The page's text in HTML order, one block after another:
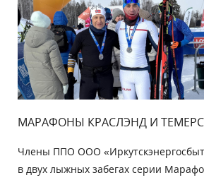
МАРАФОНЫ КРАСЛЭНД И
Члены ППО ООО
в двух лыжных забегах серии